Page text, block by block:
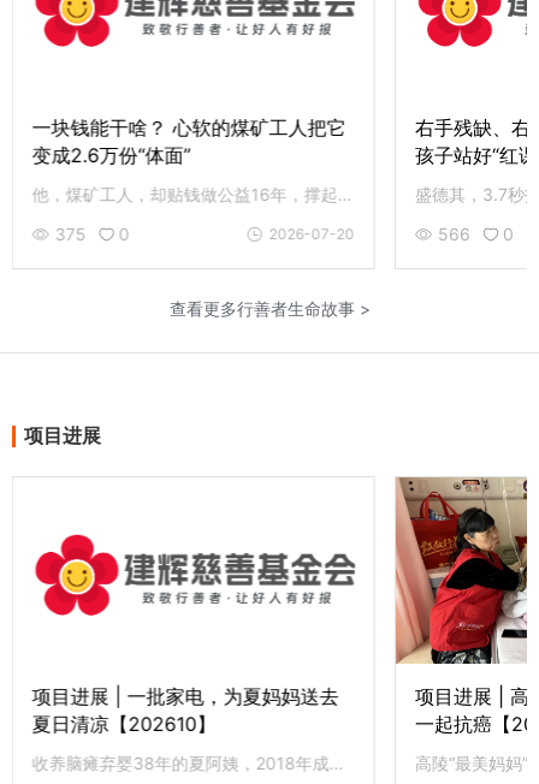
一块钱能干啥？ 心软的煤矿工人把它
变成2.6万份“体面”
他，煤矿工人，却贴钱做公益16年，撑起 3.6万人次免费早餐；用一元爱心成全了2.6万人次的体面，帮 460 余颗孤寡的心过生日。致敬曹占金，愿行善的小红帽在你我手中继续传递。
375
0 2026-07-20
右手残缺、右
孩子站好“红
566 0
查看更多行善者生命故事 >
项目进展
项目进展 | 一批家电，为夏妈妈送去
夏日清凉【202610】
收养脑瘫弃婴38年的夏阿姨，2018年成为建辉致敬人物后，生活发生了显著改善，今年6月3日，她喜获一批新家电。
项目进展 | 高
一起抗癌【